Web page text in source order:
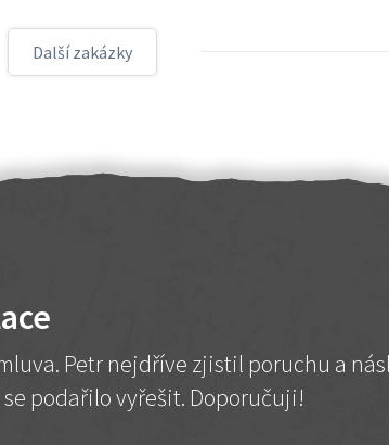
Další zakázky
Petr nejdříve zjistil poruchu a
podařilo vyřešit. Doporučuji!